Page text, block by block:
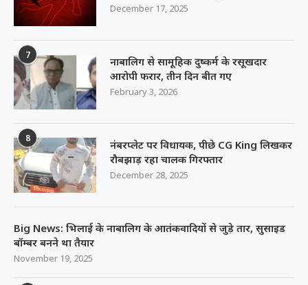
December 17, 2025
7
नाबालिग से सामूहिक दुष्कर्म के रसूखदार
आरोपी फरार, तीन दिन बीत गए
February 3, 2026
8
नंबरप्लेट पर विधायक, पीछे CG King लिखकर
रौबझाड़ रहा चालक गिरफ्तार
December 28, 2025
Big News: भिलाई के नाबालिग के आतंकवादियों से जुड़े तार, सुसाइड
बॉम्बर बनने था तैयार
November 19, 2025